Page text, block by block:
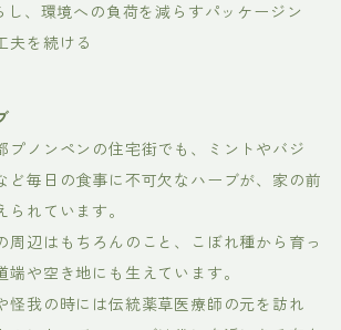
し、環境への負荷を減らすパッケージン
夫を続ける
プノンペンの住宅街でも、ミントやバジ
ど毎日の食事に不可欠なハーブが、家の前
れています。
周辺はもちろんのこと、こぼれ種から育っ
端や空き地にも生えています。
怪我の時には伝統薬草医療師の元を訪れ